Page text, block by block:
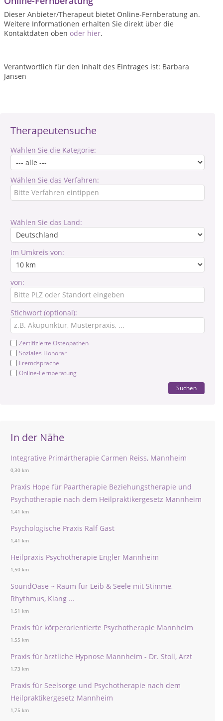
Therapeutensuche
Wählen Sie die Kategorie:
Wählen Sie das Verfahren:
Wählen Sie das Land:
Im Umkreis von:
von:
Stichwort (optional):
Zertifizierte Osteopathen
Soziales Honorar
Fremdsprache
Online-Fernberatung
Suchen
In der Nähe
Integrative Primärtherapie Carmen Reiss, Mannheim
0,30 km
Praxis Hope für Paartherapie Beziehungstherapie und
Psychotherapie nach dem Heilpraktikergesetz Mannheim
1,41 km
Psychologische Praxis Ralf Gast
1,41 km
Heilpraxis Psychotherapie Engler Mannheim
1,50 km
SoundOase ~ Raum für Leib & Seele mit Stimme,
Rhythmus, Klang ...
1,51 km
Praxis für körperorientierte Psychotherapie Mannheim
1,55 km
Praxis für ärztliche Hypnose Mannheim - Dr. Stoll, Arzt
1,73 km
Praxis für Seelsorge und Psychotherapie nach dem
Heilpraktikergesetz Mannheim
1,75 km
Dieser Anbieter/Therapeut bietet Online-Fernberatung an.
Weitere Informationen erhalten Sie direkt über die
Kontaktdaten oben oder hier.
Verantwortlich für den Inhalt des Eintrages ist: Barbara
Jansen